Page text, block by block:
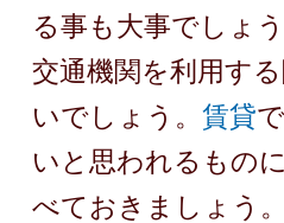
る事も大事でしょ
交通機関を利用す
いでしょう。 賃貸
いと思われるもの
べておきましょう。